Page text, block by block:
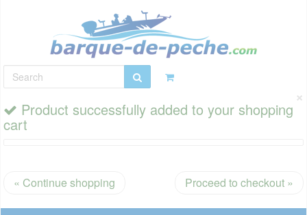
×
Product successfully added to your shopping
cart
« Continue shopping Proceed to checkout »